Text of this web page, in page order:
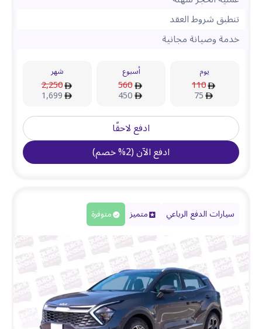
تنطبق شروط العقد
خدمة وصيانة مجانية
يوم
110
75
أسبوع
560
450
شهر
2,250
1,699
ادفع لاحقًا
ادفع الآن(
2
%خصم)
سيارات الدفع الرباعي متميز متوفرة